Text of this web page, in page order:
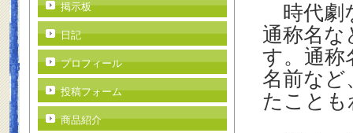
時代劇
通称名
す。通称
名前など
たこと
掲示板
日記
プロフィール
投稿フォーム
商品紹介